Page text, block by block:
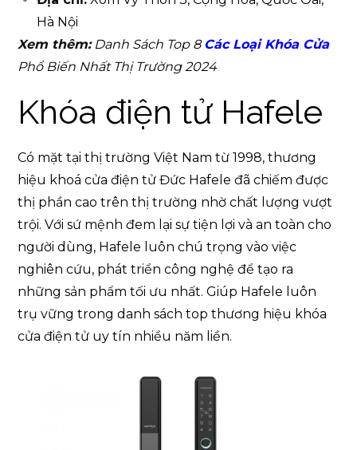
Hà Nội
Xem thêm:Danh Sách Top 8Các Loại Khóa Cửa
Phổ Biến Nhất Thị Trường 2024
Khóa điện tử Hafele
Có mặt tại thị trường Việt Nam từ 1998, thương
hiệu khoá cửa điện tử Đức Hafele đã chiếm được
thị phần cao trên thị trường nhờ chất lượng vượt
trội. Với sứ mệnh đem lại sự tiện lợi và an toàn cho
người dùng, Hafele luôn chú trọng vào việc
nghiên cứu, phát triển công nghệ để tạo ra
những sản phẩm tối ưu nhất. Giúp Hafele luôn
trụ vững trong danh sách top thương hiệu khóa
cửa điện tử uy tín nhiều năm liền.